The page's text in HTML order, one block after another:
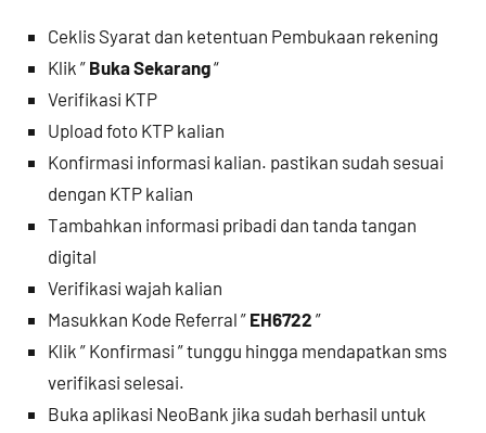
Ceklis Syarat dan ketentuan Pembukaan rekening
Klik ” Buka Sekarang“
Verifikasi KTP
Upload foto KTP kalian
Konfirmasi informasi kalian. pastikan sudah sesuai
dengan KTP kalian
Tambahkan informasi pribadi dan tanda tangan
digital
Verifikasi wajah kalian
Masukkan Kode Referral ” EH6722 ”
Klik ” Konfirmasi ” tunggu hingga mendapatkan sms
verifikasi selesai.
Buka aplikasi NeoBank jika sudah berhasil untuk